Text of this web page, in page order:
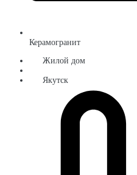
Керамогранит
Жилой дом
Якутск